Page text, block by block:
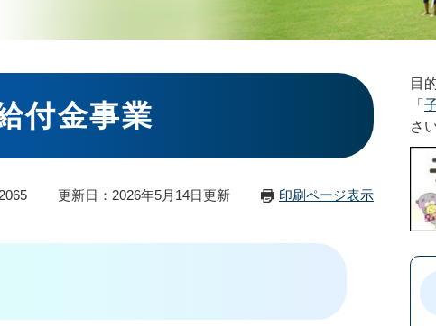
付金事業
更新日：2026年5月14日更新 印刷ページ表示
目
「
さ